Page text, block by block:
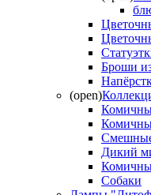
Броши
(open)
Дикий
Собаки